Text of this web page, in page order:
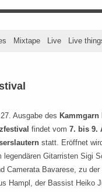
Mixtape Live Live
Ausgabe des Kammgarn
findet vom 7. bis 9.
statt. Eröffnet
legendären Gitarristen Sigi
Camerata Bavarese, zu
Hampl, der Bassist Heiko